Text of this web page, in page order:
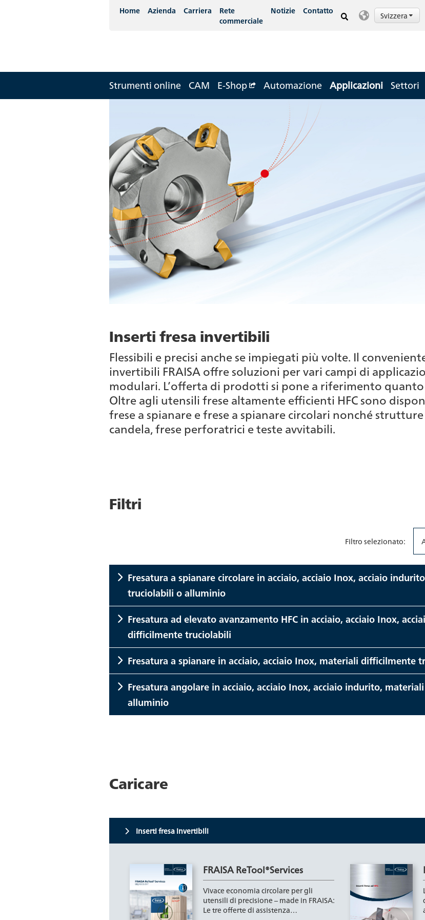
Home Azienda Carriera
Rete
commerciale
Notizie Contatto Svizzera
Strumenti online CAM E-Shop Automazione Applicazioni Settori
Inserti fresa invertibili
Flessibili e precisi anche se impiegati più volte. Il
invertibili FRAISA offre soluzioni per vari campi di
modulari. L’offerta di prodotti si pone a riferimento
Oltre agli utensili frese altamente efficienti HFC sono
frese a spianare e frese a spianare circolari nonché
candela, frese perforatrici e teste avvitabili.
Filtri
Filtro selezionato:
Fresatura a spianare circolare in acciaio, acciaio Inox, acciaio
truciolabili o alluminio
Fresatura ad elevato avanzamento HFC in acciaio, acciaio Inox,
difficilmente truciolabili
Fresatura a spianare in acciaio, acciaio Inox, materiali difficilmente
Fresatura angolare in acciaio, acciaio Inox, acciaio indurito,
alluminio
Caricare
Inserti fresa invertibili
FRAISA ReTool®Services
Vivace economia circolare per gli
utensili di precisione – made in FRAISA:
Le tre offerte di assistenza…